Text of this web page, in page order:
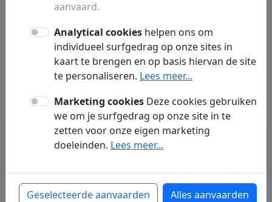
vergelijken in nederland
Vergelijk gsm-abonnementen, databundels
en mobiele providers in Nederland. Vind
eenvoudig het voordeligste abonnement.
Gratis Smsen
aanvaard.
Analytical cookies helpen ons om
individueel surfgedrag op onze sites in
kaart te brengen en op basis hiervan de site
te personaliseren. Lees meer...
Marketing cookies Deze cookies gebruiken
we om je surfgedrag op onze site in te
zetten voor onze eigen marketing
doeleinden. Lees meer...
Geselecteerde aanvaarden Alles aanvaarden